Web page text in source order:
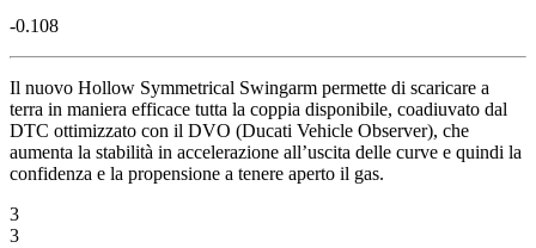
-0.108
Il nuovo Hollow Symmetrical Swingarm permette di scaricare a
terra in maniera efficace tutta la coppia disponibile, coadiuvato dal
DTC ottimizzato con il DVO (Ducati Vehicle Observer), che
aumenta la stabilità in accelerazione all’uscita delle curve e quindi la
confidenza e la propensione a tenere aperto il gas.
3
3